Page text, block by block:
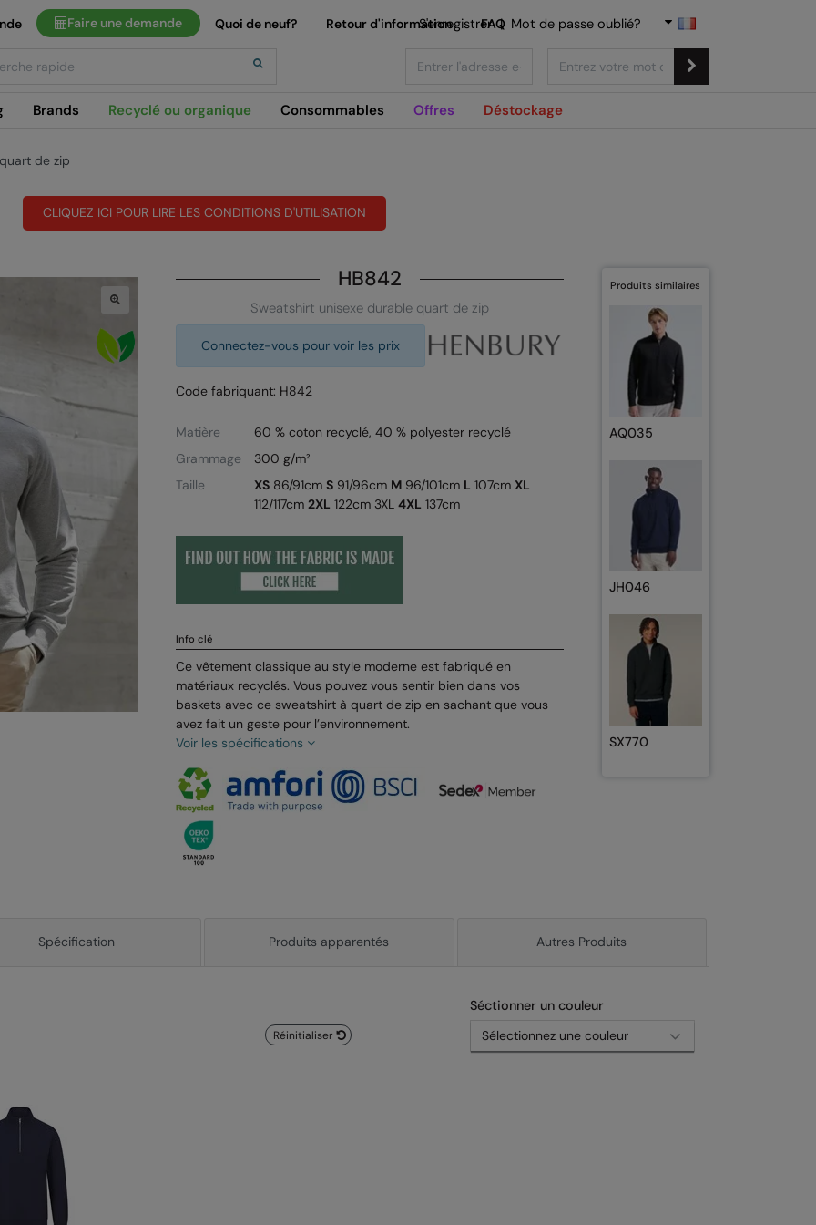
Brands Recyclé ou organique Consommables Offres Déstockage
Faire une demande Quoi de neuf? Retour d'information FAQ
S'enregistrer | Mot de passe oublié?
de zip
CLIQUEZ ICI POUR LIRE LES CONDITIONS D'UTILISATION
HB842
Sweatshirt unisexe durable quart de zip
Connectez-vous pour voir les prix
Code fabriquant: H842
Matière
60 % coton recyclé, 40 % polyester recyclé
Grammage
300 g/m²
Taille
XS86/91cm S91/96cm M96/101cm L 107cm XL
112/117cm 2XL 122cm 3XL 4XL 137cm
Info clé
Ce vêtement classique au style moderne est fabriqué en
matériaux recyclés. Vous pouvez vous sentir bien dans vos
baskets avec ce sweatshirt à quart de zip en sachant que vous
avez fait un geste pour l’environnement.
Voir les spécifications
Produits similaires
AQ035
JH046
SX770
Spécification Produits apparentés Autres Produits
Séctionner un couleur
Réinitialiser